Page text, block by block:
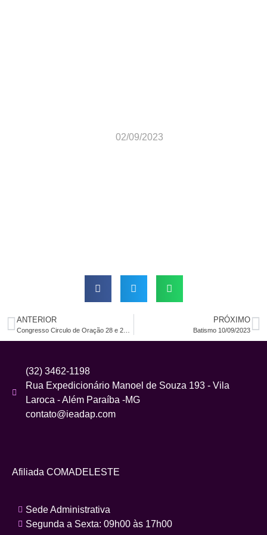
02/09/2023
ANTERIOR PRÓXIMO
Batismo 10/09/2023
(32) 3462-1198
Rua Expedicionário Manoel de Souza 193 - Vila
Laroca - Além Paraíba -MG
contato@ieadap.com
Afiliada COMADELESTE
Sede Administrativa
Segunda a Sexta: 09h00 às 17h00